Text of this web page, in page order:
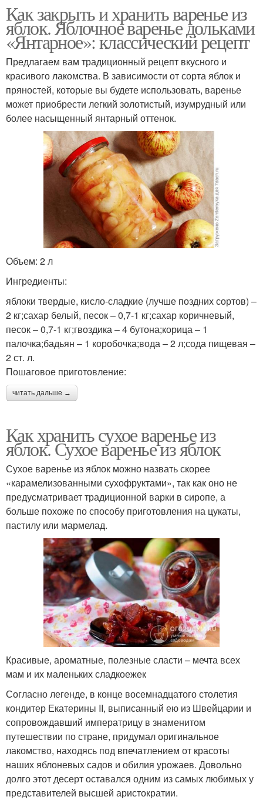
Как закрыть и хранить варенье из
яблок. Яблочное варенье дольками
«Янтарное»: классический рецепт
Предлагаем вам традиционный рецепт вкусного и
красивого лакомства. В зависимости от сорта яблок и
пряностей, которые вы будете использовать, варенье
может приобрести легкий золотистый, изумрудный или
более насыщенный янтарный оттенок.
Объем: 2 л
Ингредиенты:
яблоки твердые, кисло-сладкие (лучше поздних сортов) –
2 кг;сахар белый, песок – 0,7-1 кг;сахар коричневый,
песок – 0,7-1 кг;гвоздика – 4 бутона;корица – 1
палочка;бадьян – 1 коробочка;вода – 2 л;сода пищевая –
2 ст. л.
Пошаговое приготовление:
читать дальше →
Как хранить сухое варенье из
яблок. Сухое варенье из яблок
Сухое варенье из яблок можно назвать скорее
«карамелизованными сухофруктами», так как оно не
предусматривает традиционной варки в сиропе, а
больше похоже по способу приготовления на цукаты,
пастилу или мармелад.
Красивые, ароматные, полезные сласти – мечта всех
мам и их маленьких сладкоежек
Согласно легенде, в конце восемнадцатого столетия
кондитер Екатерины II, выписанный ею из Швейцарии и
сопровождавший императрицу в знаменитом
путешествии по стране, придумал оригинальное
лакомство, находясь под впечатлением от красоты
наших яблоневых садов и обилия урожаев. Довольно
долго этот десерт оставался одним из самых любимых у
представителей высшей аристократии.